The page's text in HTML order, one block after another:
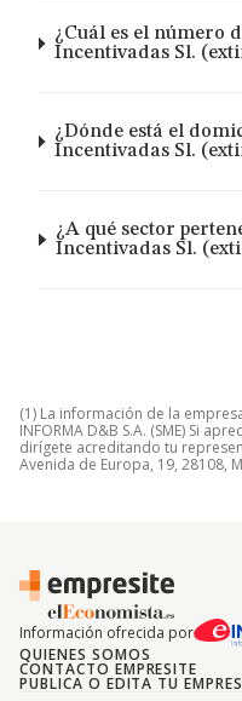
¿Cuál es el número
Incentivadas Sl.
¿Dónde está el
Incentivadas Sl.
¿A qué sector
Incentivadas Sl.
(1) La información de la
INFORMA D&B S.A. (SME) Si
dirígete acreditando tu
Avenida de Europa, 19, 28108,
Información ofrecida por
QUIENES SOMOS
CONTACTO EMPRESITE
PUBLICA O EDITA TU